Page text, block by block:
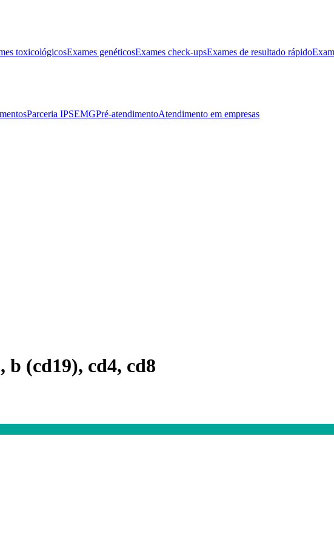
toxicológicosExames genéticosExames check-upsExames de resultado rápido
Parceria IPSEMGPré-atendimentoAtendimento em empresas
(cd19), cd4, cd8